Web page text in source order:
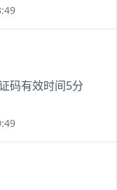
码有效时间5分